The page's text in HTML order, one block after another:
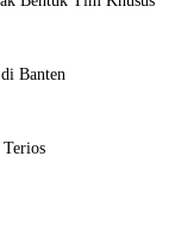
Banten